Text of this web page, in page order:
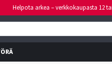
Helpota arkea – verkkokaupasta 12